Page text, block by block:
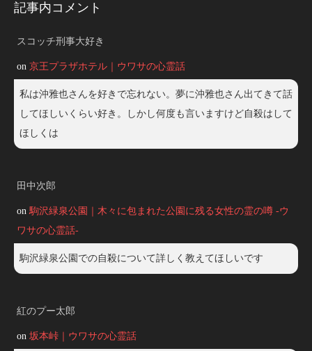
記事内コメント
スコッチ刑事大好き
on 京王プラザホテル｜ウワサの心霊話
私は沖雅也さんを好きで忘れない。夢に沖雅也さん出てきて話
してほしいくらい好き。しかし何度も言いますけど自殺はして
ほしくは
田中次郎
on駒沢緑泉公園｜木々に包まれた公園に残る女性の霊の噂 -ウ
ワサの心霊話-
駒沢緑泉公園での自殺について詳しく教えてほしいです
紅のプー太郎
on 坂本峠｜ウワサの心霊話